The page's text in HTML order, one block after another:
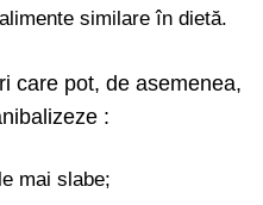
similare în dietă.
care pot, de asemenea,
:
mai slabe;